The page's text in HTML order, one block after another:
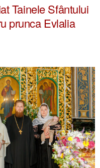
Tainele Sfântului
prunca Evlalia